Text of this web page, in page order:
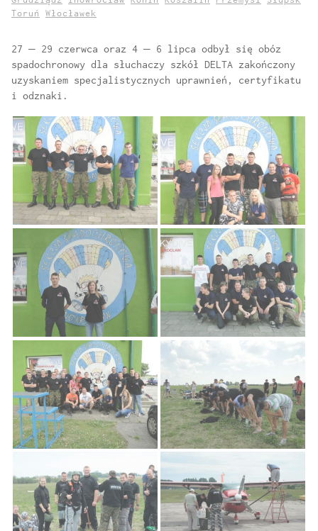
Toruń
Włocławek
27 – 29 czerwca oraz 4 – 6 lipca odbył się obóz
spadochronowy dla słuchaczy szkół DELTA zakończony
uzyskaniem specjalistycznych uprawnień, certyfikatu
i odznaki.